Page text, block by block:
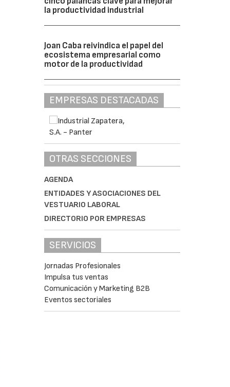
la productividad industrial
Joan Caba reivindica el papel del
ecosistema empresarial como
motor de la productividad
EMPRESAS DESTACADAS
OTRAS SECCIONES
AGENDA
ENTIDADES Y ASOCIACIONES DEL
VESTUARIO LABORAL
DIRECTORIO POR EMPRESAS
SERVICIOS
Jornadas Profesionales
Impulsa tus ventas
Comunicación y Marketing B2B
Eventos sectoriales